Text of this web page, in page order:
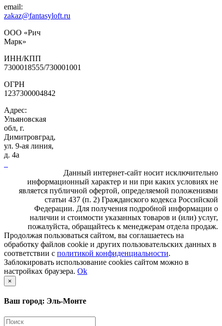
email:
zakaz@fantasyloft.ru
ООО «Рич
Марк»
ИНН/КПП
7300018555/730001001
ОГРН
1237300004842
Адрес:
Ульяновская
обл, г.
Димитровград,
ул. 9-ая линия,
д. 4а
Данный интернет-сайт носит исключительно
информационный характер и ни при каких условиях не
является публичной офертой, определяемой положениями
статьи 437 (п. 2) Гражданского кодекса Российской
Федерации. Для получения подробной информации о
наличии и стоимости указанных товаров и (или) услуг,
пожалуйста, обращайтесь к менеджерам отдела продаж.
Продолжая пользоваться сайтом, вы соглашаетесь на
обработку файлов cookie и других пользовательских данных в
соответствии с политикой конфиденциальности.
Заблокировать использование cookies сайтом можно в
настройках браузера. Ok
×
Ваш город: Эль-Монте